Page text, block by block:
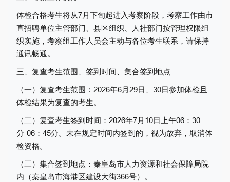
体检合格考生将从7月下旬起进入考察阶段， 考察工作由市
直招聘单位主管部门 、县区组织、人社部门按管理权限组
织实施，考察组工作人员会主动与各位考生联系，请保持
通讯畅通。
三、复查考生范围、签到 时间、集合签到 地点
（一）复查考生范围： 2026年6月29日、30日参加体检且
体检结果为复查的考生。
（二） 复查考生签到时间： 2026年7月 10日上午06：30
分-06：45分。 未在规定时间内签到的，视为放弃，取消体
检资格。
（三）集合签到地点： 秦皇岛市人力资源和社会保障局院
内（秦皇岛市海港区建设大街366号）。